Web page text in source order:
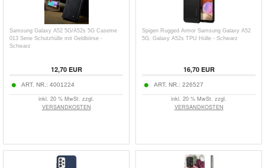
Samsung Galaxy A52 5G/A52s 5G Caseme
013 Serie Schutzhülle mit Geldbörse -
Schwarz
12,70EUR
ART. NR.: 4001224
inkl. 20 % MwSt. zzgl.
VERSANDKOSTEN
Spigen Rugged Armor Samsung Galaxy A52
5G, Galaxy A52s TPU Hülle - Schwarz
16,70EUR
ART. NR.: 226527
inkl. 20 % MwSt. zzgl.
VERSANDKOSTEN